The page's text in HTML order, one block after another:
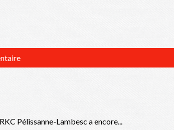
Pélissanne-Lambesc a encore...